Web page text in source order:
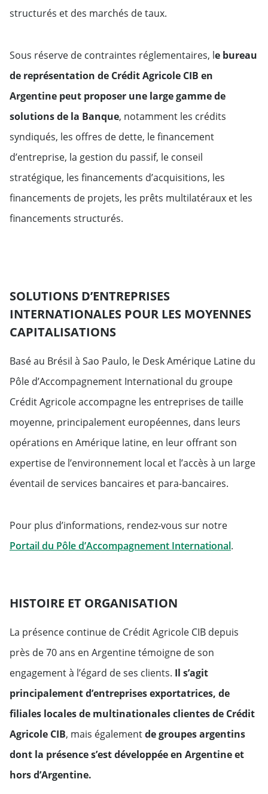
Monaco
Pays-Bas
Norvège
Portugal
Russie
Suède
structurés et des marchés de taux.
Sous réserve de contraintes réglementaires, le bureau
de représentation de Crédit Agricole CIB en
Argentine peut proposer une large gamme de
solutions de la Banque, notamment les crédits
syndiqués, les offres de dette, le financement
d’entreprise, la gestion du passif, le conseil
stratégique, les financements d’acquisitions, les
financements de projets, les prêts multilatéraux et les
financements structurés.
SOLUTIONS D’ENTREPRISES
INTERNATIONALES POUR LES MOYENNES
CAPITALISATIONS
Basé au Brésil à Sao Paulo, le Desk Amérique Latine du
Pôle d’Accompagnement International du groupe
Crédit Agricole accompagne les entreprises de taille
moyenne, principalement européennes, dans leurs
opérations en Amérique latine, en leur offrant son
expertise de l’environnement local et l’accès à un large
éventail de services bancaires et para-bancaires.
Pour plus d’informations, rendez-vous sur notre
Portail du Pôle d’Accompagnement InternationalWill
.
HISTOIRE ET ORGANISATION
La présence continue de Crédit Agricole CIB depuis
près de 70 ans en Argentine témoigne de son
engagement à l’égard de ses clients. Il s’agit
principalement d’entreprises exportatrices, de
filiales locales de multinationales clientes de Crédit
Agricole CIB, mais égalementde groupes argentins
dont la présence s’est développée en Argentine et
hors d’Argentine.